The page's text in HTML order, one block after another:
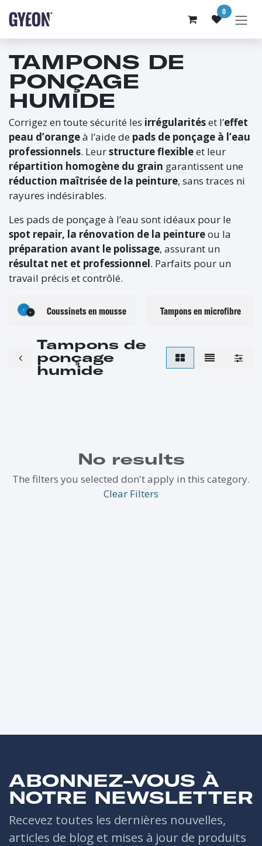
0
TAMPONS DE
PONÇAGE
HUMIDE
Corrigez en toute sécurité les irrégularitéset l’effet
peau d’orangeà l’aide de pads de ponçage à l’eau
professionnels. Leurstructure flexibleet leur
répartition homogène du grain garantissent une
réduction maîtrisée de la peinture, sans traces ni
rayures indésirables.
Les pads de ponçage à l’eau sont idéaux pour le
spot repair, la rénovation de la peintureou la
préparation avant le polissage, assurant un
résultat net et professionnel. Parfaits pour un
travail précis et contrôlé.
Coussinets en mousse Tampons en microfibre
Tampons de
ponçage
humide
No results
The filters you selected don't apply in this category.
Clear Filters
ABONNEZ-VOUS À
NOTRE NEWSLETTER
Recevez toutes les dernières nouvelles,
articles de blog et mises à jour de produits